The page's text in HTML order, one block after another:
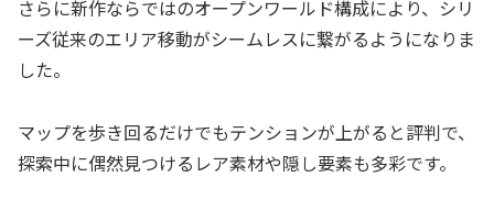
さらに新作ならではのオープンワールド構成により、シリ
ーズ従来のエリア移動がシームレスに繋がるようになりま
した。
マップを歩き回るだけでもテンションが上がると評判で、
探索中に偶然見つけるレア素材や隠し要素も多彩です。